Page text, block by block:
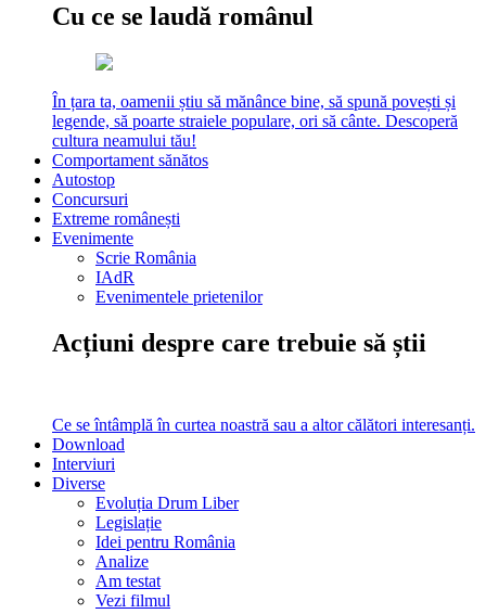
Cu ce se laudă românul
În țara ta, oamenii știu să mănânce bine, să spună povești și
legende, să poarte straiele populare, ori să cânte. Descoperă
cultura neamului tău!
Comportament sănătos
Autostop
Concursuri
Extreme românești
Evenimente
Scrie România
IAdR
Evenimentele prietenilor
Acțiuni despre care trebuie să știi
Ce se întâmplă în curtea noastră sau a altor călători interesanți.
Download
Interviuri
Diverse
Evoluția Drum Liber
Legislație
Idei pentru România
Analize
Am testat
Vezi filmul